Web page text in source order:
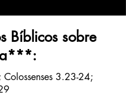
Bíblicos sobre
***:
3.23-24;